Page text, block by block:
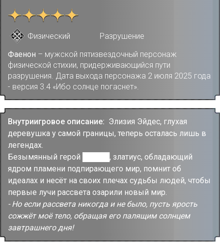
Физический
Разрушение
Фаенон – мужской пятизвездочный персонаж
физической стихии, придерживающийся пути
разрушения. Дата выхода персонажа 2 июля 2025 года
- версия 3.4 «Ибо солнце погаснет».
Внутриигровое описание: Элизия Эйдес, глухая
деревушка у самой границы, теперь осталась лишь в
легендах.
Безымянный герой █████, златиус, обладающий
ядром пламени подпирающего мир, помнит об
идеалах и несёт на своих плечах судьбы людей, чтобы
первые лучи рассвета озарили новый мир.
- Но если рассвета никогда и не было, пусть ярость
сожжёт моё тело, обращая его палящим солнцем
завтрашнего дня!